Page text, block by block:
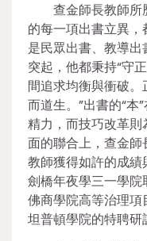
查金師長教師
的每一項出書立異
是民眾出書、教導
突起，他都秉持“守
間追求均衡與衝破
而道生。”出書的“本
精力，而技巧改革
面的聯合上，查金
教師獲得如許的成
劍橋年夜學三一學
佛商學院高等治理
坦普頓學院的特聘研